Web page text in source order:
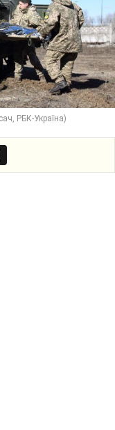
РБК-Україна)